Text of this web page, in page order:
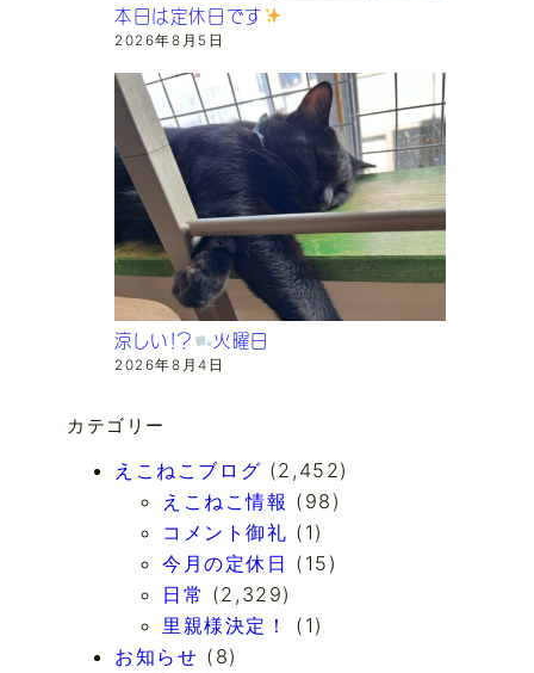
本日は定休日です
2026年8月5日
涼しい！？ 火曜日
2026年8月4日
カテゴリー
えこねこブログ (2,452)
えこねこ情報 (98)
コメント御礼 (1)
今月の定休日 (15)
日常 (2,329)
里親様決定！
(1)
お知らせ (8)